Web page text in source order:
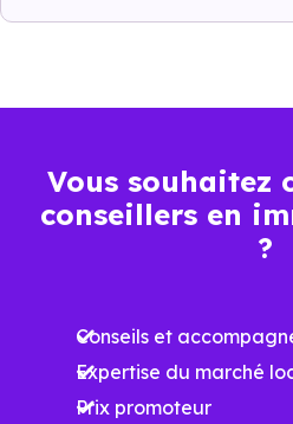
Ces prix varient selon la
d'explorer et de filtrer
disponibles à Saverne (67700)
Vous souhaitez
conseillers en
?
Conseils et
Expertise du marché
Prix promoteur